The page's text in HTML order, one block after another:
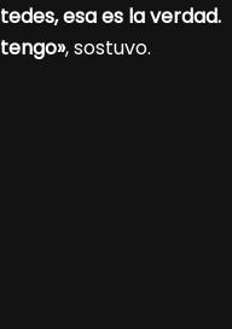
esa es la verdad.
, sostuvo.